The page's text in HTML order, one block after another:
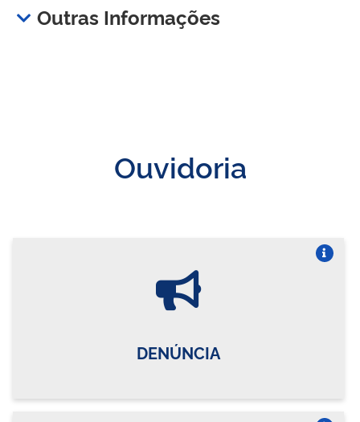
Outras Informações
Ouvidoria
DENÚNCIA